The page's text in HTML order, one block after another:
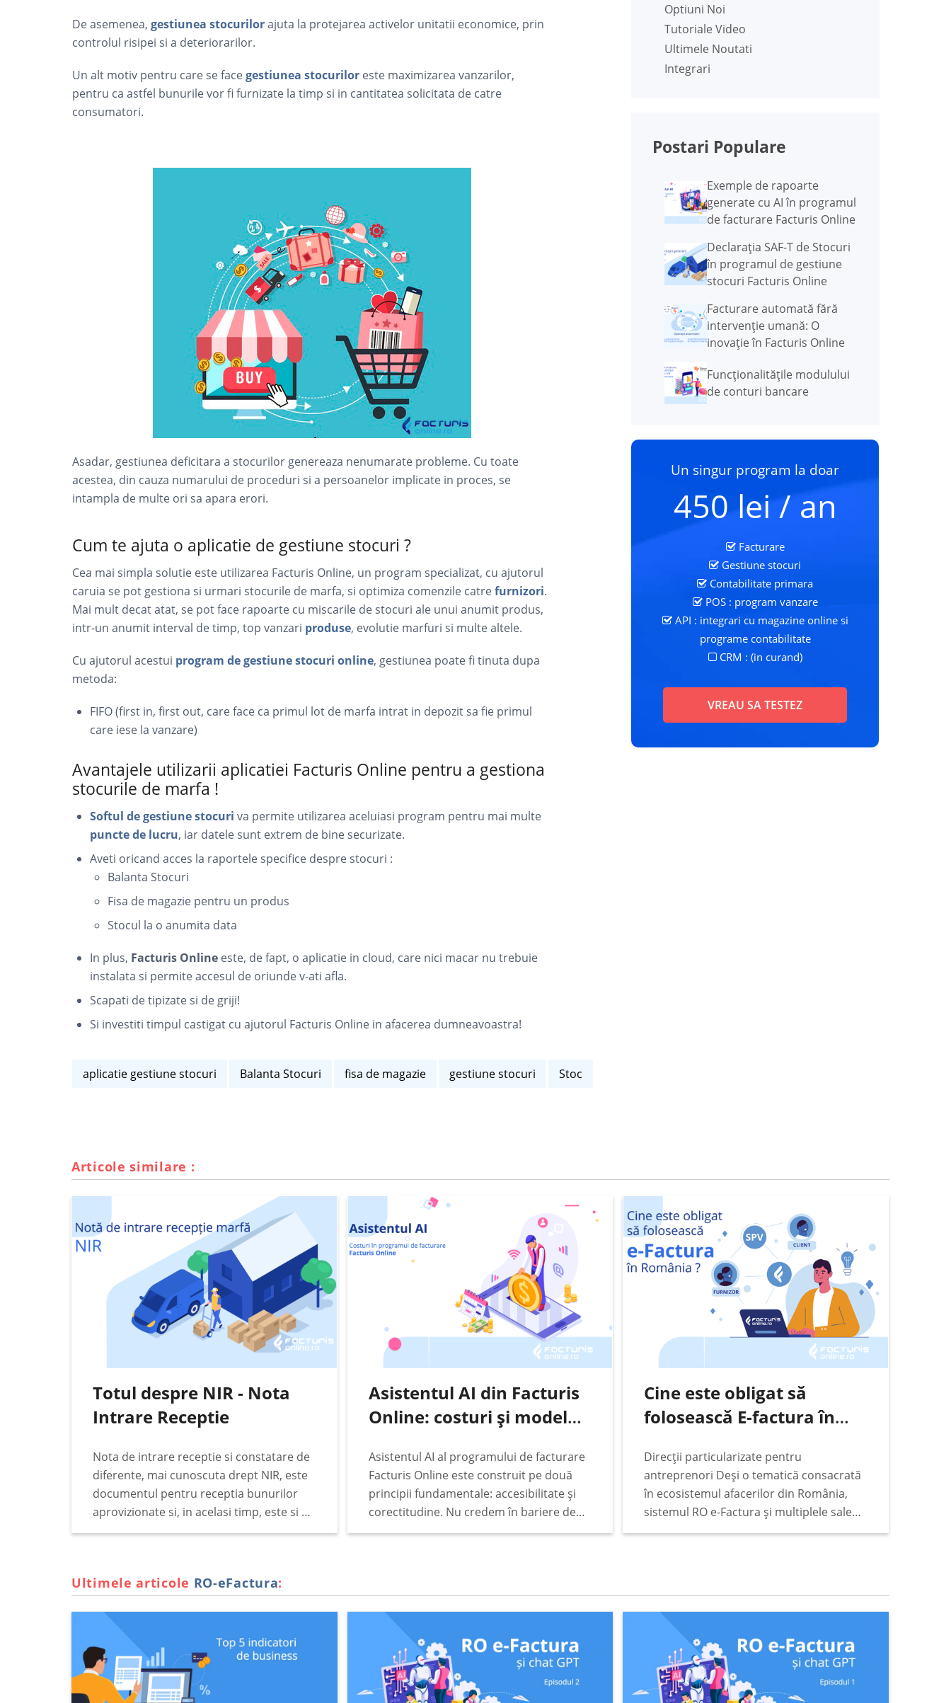
De asemenea, gestiunea stocurilorajuta la protejarea activelor unitatii economice, prin
controlul risipei si a deteriorarilor.
Un alt motiv pentru care se facegestiunea stocurilor este maximizarea vanzarilor,
pentru ca astfel bunurile vor fi furnizate la timp si in cantitatea solicitata de catre
consumatori.
Asadar, gestiunea deficitara a stocurilor genereaza nenumarate probleme. Cu toate
acestea, din cauza numarului de proceduri si a persoanelor implicate in proces, se
intampla de multe ori sa apara erori.
Cum te ajuta o aplicatie de gestiune stocuri ?
Cea mai simpla solutie este utilizarea Facturis Online, un program specializat, cu ajutorul
caruia se pot gestiona si urmari stocurile de marfa, si optimiza comenzile catrefurnizori.
Mai mult decat atat, se pot face rapoarte cu miscarile de stocuri ale unui anumit produs,
intr-un anumit interval de timp, top vanzari produse, evolutie marfuri si multe altele.
Cu ajutorul acestui program de gestiune stocuri online, gestiunea poate fi tinuta dupa
metoda:
FIFO (first in, first out, care face ca primul lot de marfa intrat in depozit sa fie primul
care iese la vanzare)
Avantajele utilizarii aplicatiei Facturis Online pentru a gestiona
stocurile de marfa !
Softul de gestiune stocuri va permite utilizarea aceluiasi program pentru mai multe
puncte de lucru, iar datele sunt extrem de bine securizate.
Aveti oricand acces la raportele specifice despre stocuri :
Balanta Stocuri
Fisa de magazie pentru un produs
Stocul la o anumita data
In plus, Facturis Online este, de fapt, o aplicatie in cloud, care nici macar nu trebuie
instalata si permite accesul de oriunde v-ati afla.
Scapati de tipizate si de griji!
Si investiti timpul castigat cu ajutorul Facturis Online in afacerea dumneavoastra!
aplicatie gestiune stocuri Balanta Stocuri fisa de magazie gestiune stocuri Stoc
Optiuni Noi
Tutoriale Video
Ultimele Noutati
Integrari
Postari Populare
Exemple de rapoarte
generate cu AI în programul
de facturare Facturis Online
Declarația SAF-T de Stocuri
în programul de gestiune
stocuri Facturis Online
Facturare automată fără
intervenție umană: O
inovație în Facturis Online
Funcţionalităţile modulului
de conturi bancare
Un singur program la doar
450 lei / an
Facturare
Gestiune stocuri
Contabilitate primara
POS : program vanzare
API : integrari cu magazine online si
programe contabilitate
CRM : (in curand)
VREAU SA TESTEZ
Articole similare :
Totul despre NIR - Nota
Intrare Receptie
Nota de intrare receptie si constatare de
diferente, mai cunoscuta drept NIR, este
documentul pentru receptia bunurilor
aprovizionate si, in acelasi timp, este si un
document justificativ pentru incarcarea
Asistentul AI din Facturis
Online: costuri și modelul
Asistentul AI al programului de facturare
Facturis Online este construit pe două
principii fundamentale: accesibilitate și
corectitudine. Nu credem în bariere de
preț, abonamente lunare fixe sau taxe
Cine este obligat să
folosească E-factura în
Direcții particularizate pentru
antreprenori Deși o tematică consacrată
în ecosistemul afacerilor din România,
sistemul RO e-Factura și multiplele sale
valențe face ca subiectul să rămână
Ultimele articole RO-eFactura: